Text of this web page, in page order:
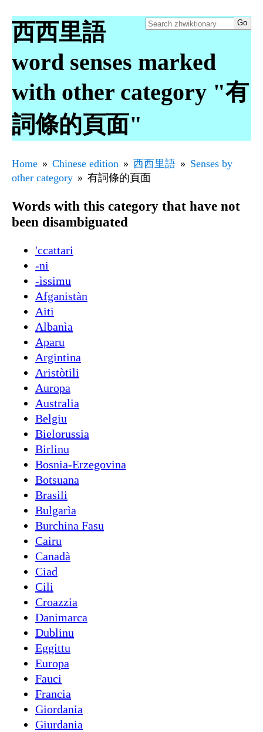
西西里語
word senses marked
with other category "有
詞條的頁面"
Home Chinese edition 西西里語
Senses by
other category
有詞條的頁面
Words with this category that have not
been disambiguated
'ccattari
-ni
-ìssimu
Afganistàn
Aiti
Albanìa
Aparu
Argintina
Aristòtili
Auropa
Australia
Belgiu
Bielorussia
Birlinu
Bosnia-Erzegovina
Botsuana
Brasili
Bulgarìa
Burchina Fasu
Cairu
Canadà
Ciad
Cili
Croazzia
Danimarca
Dublinu
Eggittu
Europa
Fauci
Francia
Giordania
Giurdania